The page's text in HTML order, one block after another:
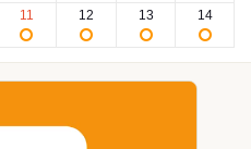
11 12 13 14